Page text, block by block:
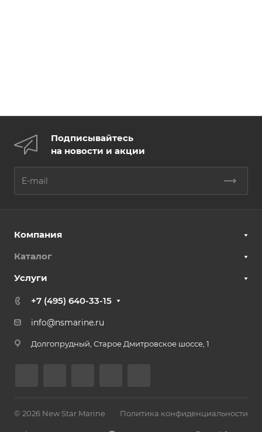
Подписывайтесь
на новости и акции
Компания
Каталог
Услуги
+7 (495) 640-33-15
info@nsmarine.ru
Долгопрудный, Старое Дмитровское шоссе, 1
© 2026 New Star Marine Политика конфиденциальности